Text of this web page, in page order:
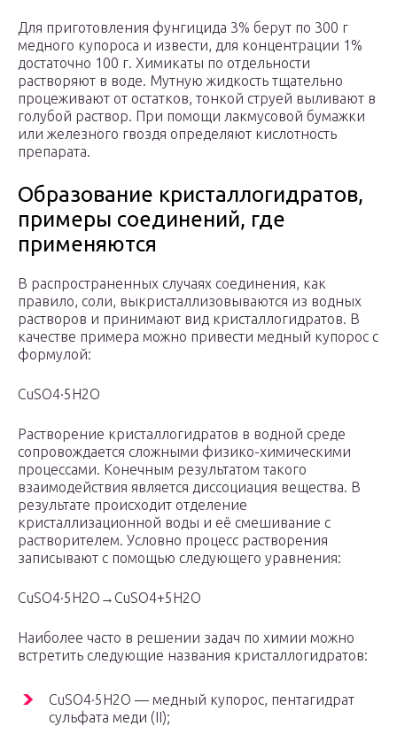
Для приготовления фунгицида 3% берут по 300 г
медного купороса и извести, для концентрации 1%
достаточно 100 г. Химикаты по отдельности
растворяют в воде. Мутную жидкость тщательно
процеживают от остатков, тонкой струей выливают в
голубой раствор. При помощи лакмусовой бумажки
или железного гвоздя определяют кислотность
препарата.
Образование кристаллогидратов,
примеры соединений, где
применяются
В распространенных случаях соединения, как
правило, соли, выкристаллизовываются из водных
растворов и принимают вид кристаллогидратов. В
качестве примера можно привести медный купорос с
формулой:
CuSO4·5H2O
Растворение кристаллогидратов в водной среде
сопровождается сложными физико-химическими
процессами. Конечным результатом такого
взаимодействия является диссоциация вещества. В
результате происходит отделение
кристаллизационной воды и её смешивание с
растворителем. Условно процесс растворения
записывают с помощью следующего уравнения:
CuSO4·5H2O→CuSO4+5H2O
Наиболее часто в решении задач по химии можно
встретить следующие названия кристаллогидратов:
CuSO4·5H2O — медный купорос, пентагидрат
сульфата меди (II);